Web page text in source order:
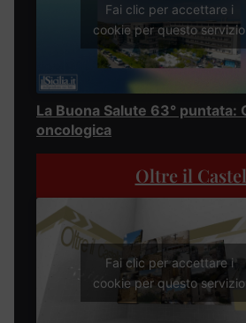
Fai clic per accettare i
cookie per questo servizio
La Buona Salute 63° puntata:
oncologica
Oltre il
Fai clic per accettare i
cookie per questo servizio